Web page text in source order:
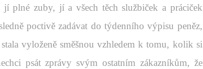
plné zuby, jí a všech těch službiček a práciček
poctivě zadávat do týdenního výpisu peněz,
vyloženě směšnou vzhledem k tomu, kolik si
psát zprávy svým ostatním zákazníkům, že